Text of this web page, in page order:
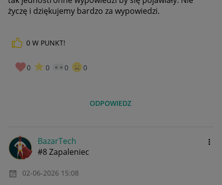
życzę i dziękujemy bardzo za wypowiedzi.
0 W PUNKT!
0 0 0 0
ODPOWIEDZ
BazarTech
#8 Zapaleniec
‎02-06-2026 15:08